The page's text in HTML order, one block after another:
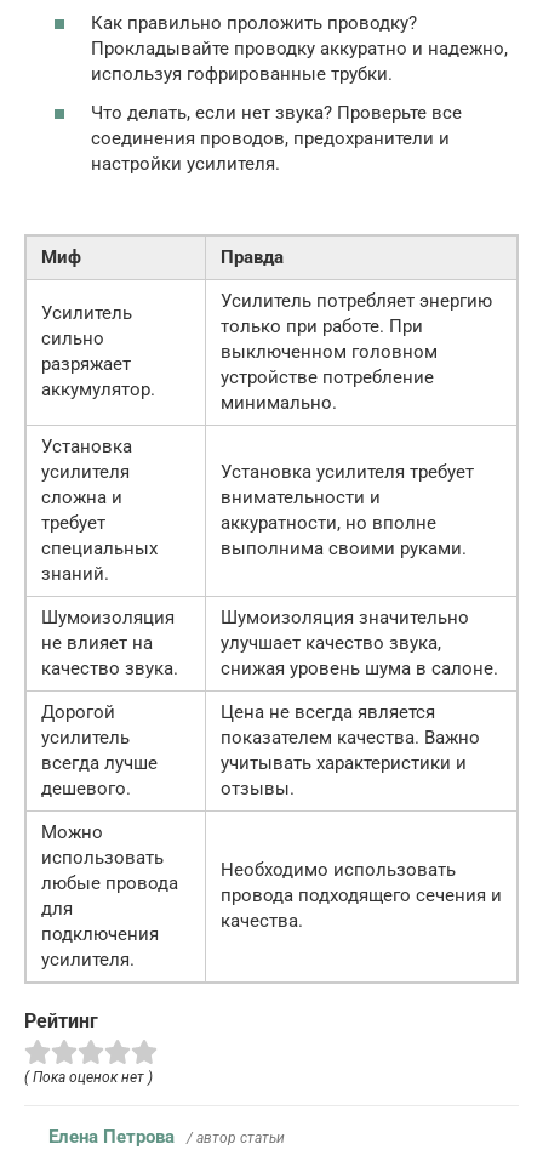
Как правильно проложить проводку?
Прокладывайте проводку аккуратно и надежно,
используя гофрированные трубки.
Что делать, если нет звука? Проверьте все
соединения проводов, предохранители и
настройки усилителя.
Миф Правда
Усилитель
сильно
разряжает
аккумулятор.
Усилитель потребляет энергию
только при работе. При
выключенном головном
устройстве потребление
минимально.
Установка
усилителя
сложна и
требует
специальных
знаний.
Установка усилителя требует
внимательности и
аккуратности, но вполне
выполнима своими руками.
Шумоизоляция
не влияет на
качество звука.
Шумоизоляция значительно
улучшает качество звука,
снижая уровень шума в салоне.
Дорогой
усилитель
всегда лучше
дешевого.
Цена не всегда является
показателем качества. Важно
учитывать характеристики и
отзывы.
Можно
использовать
любые провода
для
подключения
усилителя.
Необходимо использовать
провода подходящего сечения и
качества.
Рейтинг
( Пока оценок нет )
Елена Петрова / автор статьи